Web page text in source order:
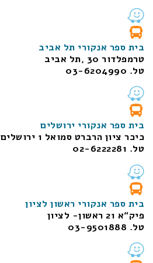
בית ספר אנקורי תל אביב
טרמפלדור 30 ,תל אביב
טל. 03-6204990
בית ספר אנקורי ירושלים
כיכר ציון הרברט סמואל 1
ירושלים
טל. 02-6222281
בית ספר אנקורי ראשון לציון
פיק“א 21 ראשון- לציון
טל. 03-9501888